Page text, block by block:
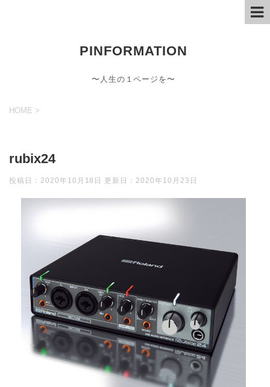
PINFORMATION
〜人生の１ページを〜
HOME >
rubix24
投稿日：2020年10月18日 更新日：2020年10月23日